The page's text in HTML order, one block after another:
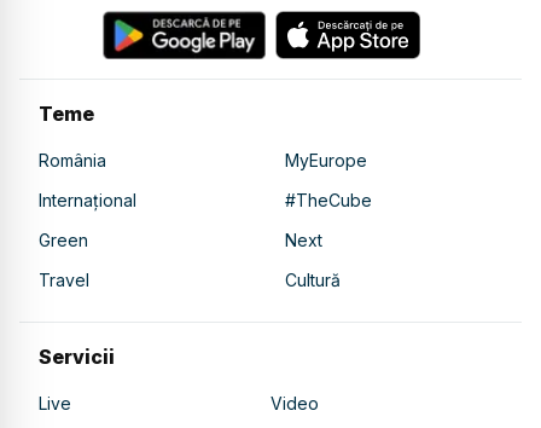
Teme
România
MyEurope
Internațional
#TheCube
Green
Next
Travel
Cultură
Servicii
Live Video